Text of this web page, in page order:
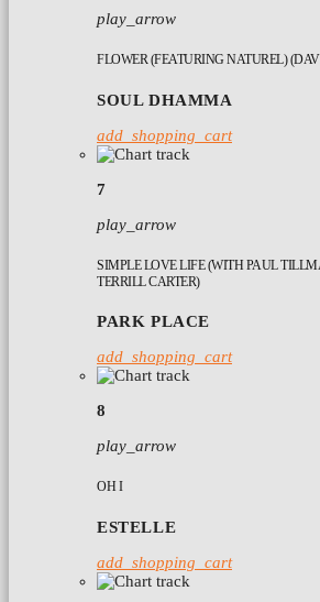
play_arrow
FLOWER (FEATURING NATUREL)
SOUL DHAMMA
add_shopping_cart
7
play_arrow
SIMPLE LOVE LIFE (WITH PAUL
TERRILL CARTER)
PARK PLACE
add_shopping_cart
8
play_arrow
OH I
ESTELLE
add_shopping_cart